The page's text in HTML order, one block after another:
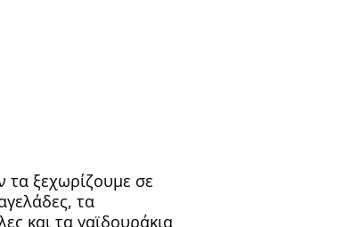
τα ξεχωρίζουμε σε
τα
και τα γαϊδουράκια